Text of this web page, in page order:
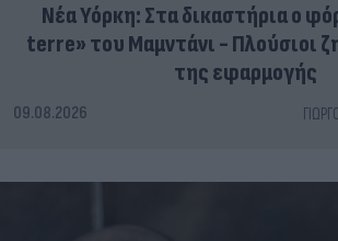
Νέα Υόρκη: Στα δικαστήρια ο
terre» του Μαμντάνι - Πλούσιοι
της εφαρμογής
09.08.2026